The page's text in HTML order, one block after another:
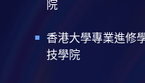
院
香港大學專業進修
技學院